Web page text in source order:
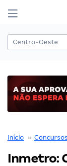
Início ›› Concursos
Inmetro: